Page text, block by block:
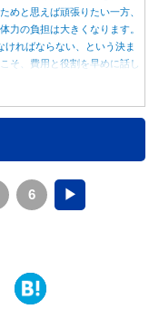
めと思えば頑張りたい一方、
力の負担は大きくなります。
ればならない、という決ま
そ、費用と役割を早めに話し
6 ▶